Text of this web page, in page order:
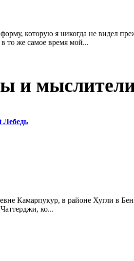
которую я никогда не видел
то же самое время мой...
и
Камарпукур, в районе Хугли в
ко...